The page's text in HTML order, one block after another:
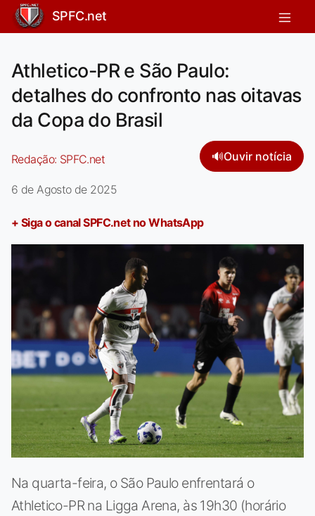
SPFC.net
Athletico-PR e São Paulo:
detalhes do confronto nas oitavas
da Copa do Brasil
Redação: SPFC.net 🔊Ouvir notícia
6 de Agosto de 2025
+ Siga o canal SPFC.net no WhatsApp
Na quarta-feira, o São Paulo enfrentará o
Athletico-PR na Ligga Arena, às 19h30 (horário